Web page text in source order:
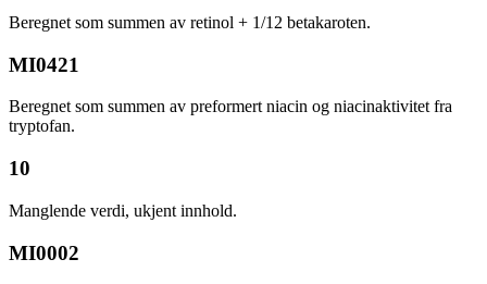
Beregnet som summen av retinol + 1/12 betakaroten.
MI0421
Beregnet som summen av preformert niacin og niacinaktivitet fra
tryptofan.
10
Manglende verdi, ukjent innhold.
MI0002